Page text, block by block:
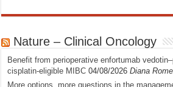
Nature – Clinical Oncology
Benefit from perioperative enfortumab
cisplatin-eligible MIBC 04/08/2026 Diana
More options, more questions in the